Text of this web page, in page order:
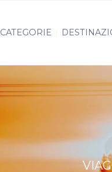
CATEGORIE